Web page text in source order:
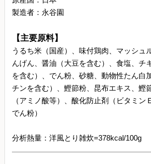
製造者：永谷園
【主要原料】
うるち米（国産）、味付鶏肉、マッシュ
んげん、醤油（大豆を含む）、食塩、チ
を含む）、でん粉、砂糖、動物性たん白
チンを含む）、鰹節粉、昆布エキス、鰹
（アミノ酸等）、酸化防止剤（ビタミン
でん粉）
分析熱量：洋風とり雑炊=378kcal/100g